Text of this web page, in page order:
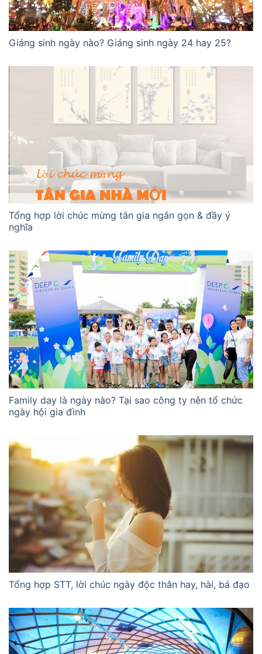
Giáng sinh ngày nào? Giáng sinh ngày 24 hay 25?
Tổng hợp lời chúc mừng tân gia ngắn gọn & đầy ý
nghĩa
Family day là ngày nào? Tại sao công ty nên tổ chức
ngày hội gia đình
Tổng hợp STT, lời chúc ngày độc thân hay, hài, bá đạo